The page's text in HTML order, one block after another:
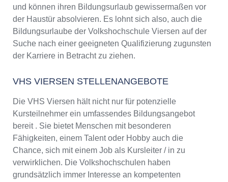
und können ihren Bildungsurlaub gewissermaßen vor
der Haustür absolvieren. Es lohnt sich also, auch die
Bildungsurlaube der Volkshochschule Viersen auf der
Suche nach einer geeigneten Qualifizierung zugunsten
der Karriere in Betracht zu ziehen.
VHS VIERSEN STELLENANGEBOTE
Die VHS Viersen hält nicht nur für potenzielle
Kursteilnehmer ein umfassendes Bildungsangebot
bereit . Sie bietet Menschen mit besonderen
Fähigkeiten, einem Talent oder Hobby auch die
Chance, sich mit einem Job als Kursleiter / in zu
verwirklichen. Die Volkshochschulen haben
grundsätzlich immer Interesse an kompetenten